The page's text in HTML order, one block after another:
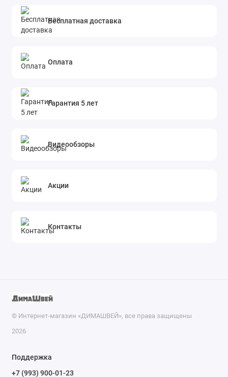
надежный и удобный отпариватель, который
обеспечивает быстрое и эффективное отпаривание
является идеальным выбором для тех, кто ищет
надежное и производительное решение для ухода за
как в домашних условиях, так и в профессиональной
сфере.
Бесплатная доставка
Оплата
Гарантия 5 лет
Видеообзоры
Акции
Контакты
© Интернет-магазин «ДИМАШВЕЙ», все права защищены
2026
Поддержка
+7 (993) 900-01-23